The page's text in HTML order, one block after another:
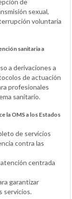
sexual,
voluntaria
sanitaria a
a derivaciones a
de actuación
profesionales
sanitario.
la OMS a los Estados
de servicios
contra las
centrada
garantizar
servicios.